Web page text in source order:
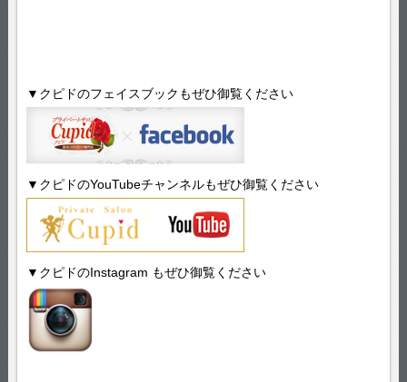
▼クピドのフェイスブックもぜひ御覧ください
▼クピドのYouTubeチャンネルもぜひ御覧ください
▼クピドのInstagram もぜひ御覧ください